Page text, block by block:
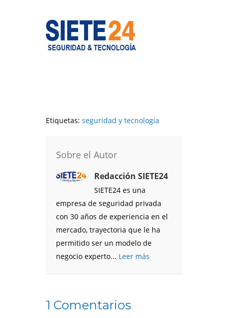
Etiquetas: seguridad y tecnología
Sobre el Autor
Redacción SIETE24
SIETE24 es una
empresa de seguridad privada
con 30 años de experiencia en el
mercado, trayectoria que le ha
permitido ser un modelo de
negocio experto... Leer más
1 Comentarios